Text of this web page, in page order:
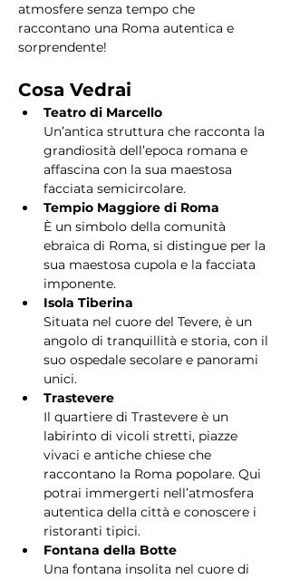
atmosfere senza tempo che
raccontano una Roma autentica e
sorprendente!
Cosa Vedrai
Teatro di Marcello
Un’antica struttura che racconta la
grandiosità dell’epoca romana e
affascina con la sua maestosa
facciata semicircolare.
Tempio Maggiore di Roma
È un simbolo della comunità
ebraica di Roma, si distingue per la
sua maestosa cupola e la facciata
imponente.
Isola Tiberina
Situata nel cuore del Tevere, è un
angolo di tranquillità e storia, con il
suo ospedale secolare e panorami
unici.
Trastevere
Il quartiere di Trastevere è un
labirinto di vicoli stretti, piazze
vivaci e antiche chiese che
raccontano la Roma popolare. Qui
potrai immergerti nell’atmosfera
autentica della città e conoscere i
ristoranti tipici.
Fontana della Botte
Una fontana insolita nel cuore di